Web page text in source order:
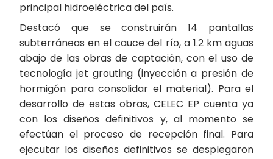
principal hidroeléctrica del país.
Destacó que se construirán 14 pantallas
subterráneas en el cauce del río, a 1.2 km aguas
abajo de las obras de captación, con el uso de
tecnología jet grouting (inyección a presión de
hormigón para consolidar el material). Para el
desarrollo de estas obras, CELEC EP cuenta ya
con los diseños definitivos y, al momento se
efectúan el proceso de recepción final. Para
ejecutar los diseños definitivos se desplegaron